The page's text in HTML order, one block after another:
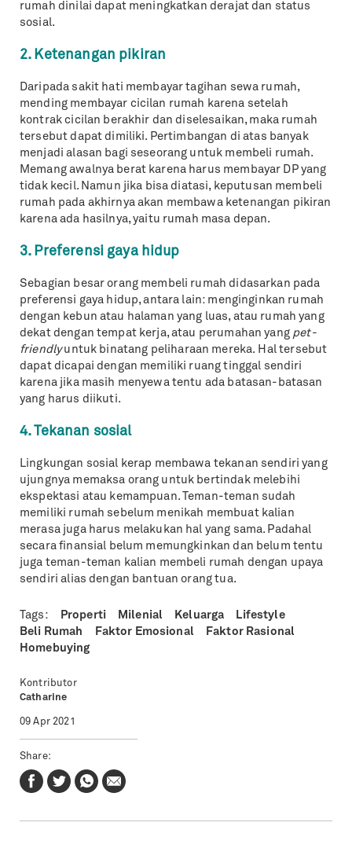
rumah dinilai dapat meningkatkan derajat dan status
sosial.
2. Ketenangan pikiran
Daripada sakit hati membayar tagihan sewa rumah,
mending membayar cicilan rumah karena setelah
kontrak cicilan berakhir dan diselesaikan, maka rumah
tersebut dapat dimiliki. Pertimbangan di atas banyak
menjadi alasan bagi seseorang untuk membeli rumah.
Memang awalnya berat karena harus membayar DP yang
tidak kecil. Namun jika bisa diatasi, keputusan membeli
rumah pada akhirnya akan membawa ketenangan pikiran
karena ada hasilnya, yaitu rumah masa depan.
3. Preferensi gaya hidup
Sebagian besar orang membeli rumah didasarkan pada
preferensi gaya hidup, antara lain: menginginkan rumah
dengan kebun atau halaman yang luas, atau rumah yang
dekat dengan tempat kerja, atau perumahan yang pet-
friendlyuntuk binatang peliharaan mereka. Hal tersebut
dapat dicapai dengan memiliki ruang tinggal sendiri
karena jika masih menyewa tentu ada batasan-batasan
yang harus diikuti.
4. Tekanan sosial
Lingkungan sosial kerap membawa tekanan sendiri yang
ujungnya memaksa orang untuk bertindak melebihi
ekspektasi atau kemampuan. Teman-teman sudah
memiliki rumah sebelum menikah membuat kalian
merasa juga harus melakukan hal yang sama. Padahal
secara finansial belum memungkinkan dan belum tentu
juga teman-teman kalian membeli rumah dengan upaya
sendiri alias dengan bantuan orang tua.
Tags: Properti Milenial Keluarga
Lifestyle
Beli Rumah
Faktor Emosional
Faktor Rasional
Homebuying
Kontributor
Catharine
09 Apr 2021
Share: